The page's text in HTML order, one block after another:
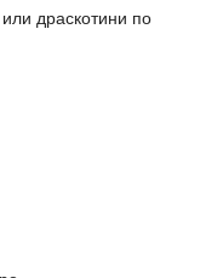
драскотини по